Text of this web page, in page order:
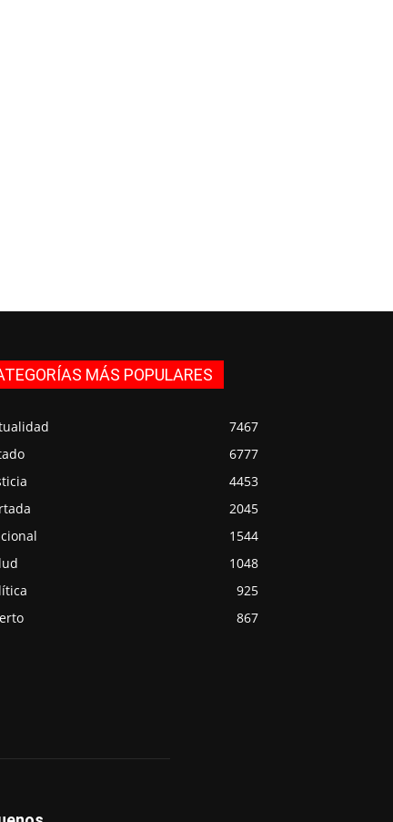
MÁS POPULARES
7467
6777
4453
2045
1544
1048
925
867